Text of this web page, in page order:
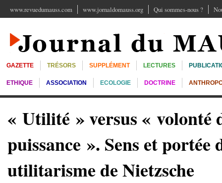
www.revuedumauss.com www.jornaldomauss.org Qui sommes-nous ?
GAZETTE TRÉSORS SUPPLÉMENT LECTURES
ETHIQUE ASSOCIATION ECOLOGIE DOCTRINE
« Utilité » versus « volonté
puissance ». Sens et portée
utilitarisme de Nietzsche